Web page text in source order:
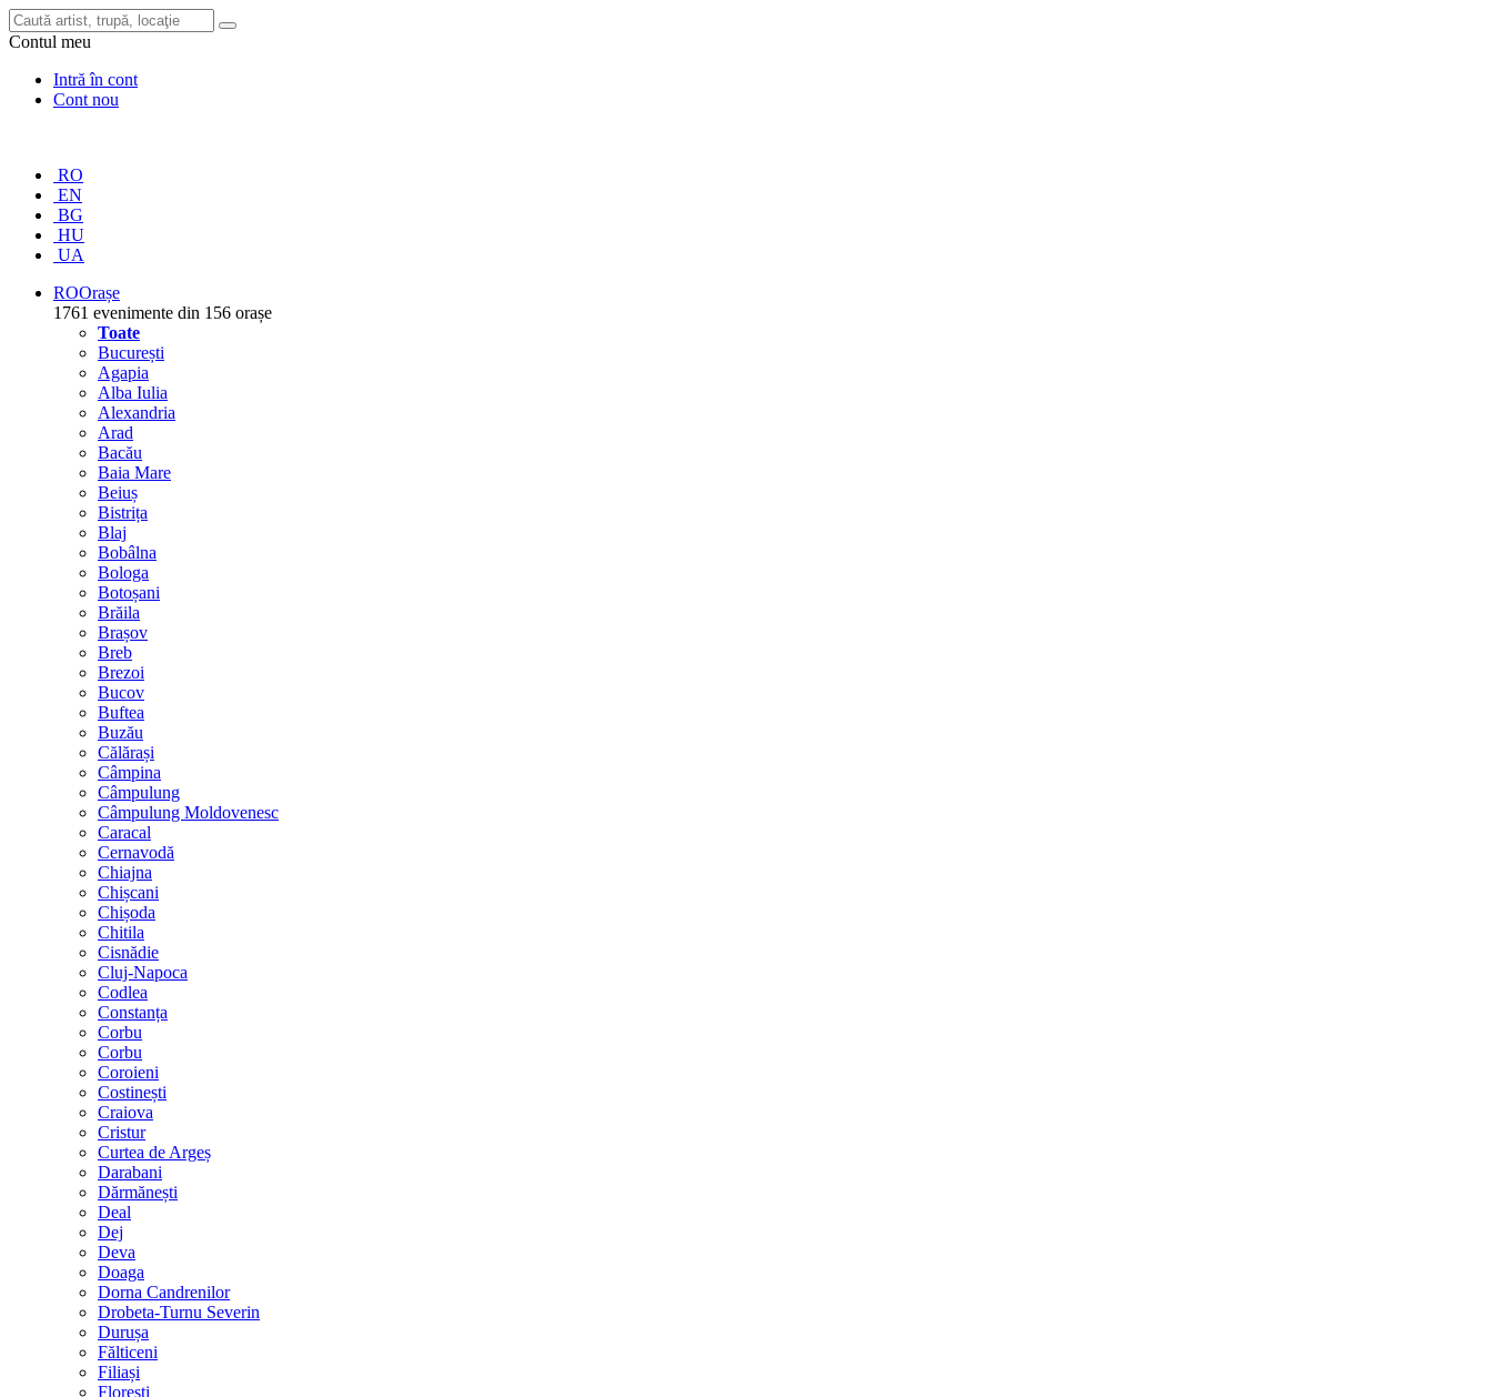
Contul meu
Intră în cont
Cont nou
RO
EN
BG
HU
UA
ROOrașe
1761 evenimente din 156 orașe
Toate
București
Agapia
Alba Iulia
Alexandria
Arad
Bacău
Baia Mare
Beiuș
Bistrița
Blaj
Bobâlna
Bologa
Botoșani
Brăila
Brașov
Breb
Brezoi
Bucov
Buftea
Buzău
Călărași
Câmpina
Câmpulung
Câmpulung Moldovenesc
Caracal
Cernavodă
Chiajna
Chișcani
Chișoda
Chitila
Cisnădie
Cluj-Napoca
Codlea
Constanța
Corbu
Corbu
Coroieni
Costinești
Craiova
Cristur
Curtea de Argeș
Darabani
Dărmănești
Deal
Dej
Deva
Doaga
Dorna Candrenilor
Drobeta-Turnu Severin
Durușa
Fălticeni
Filiași
Florești